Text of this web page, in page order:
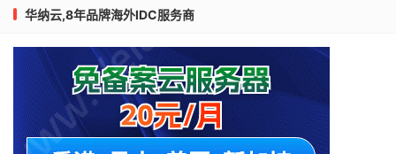
华纳云,8年品牌海外IDC服务商